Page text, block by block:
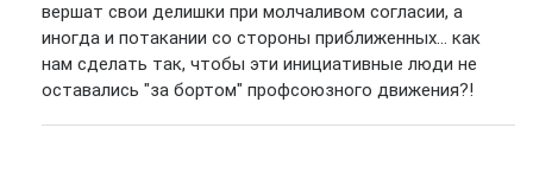
вершат свои делишки при молчаливом согласии, а
иногда и потакании со стороны приближенных... как
нам сделать так, чтобы эти инициативные люди не
оставались "за бортом" профсоюзного движения?!